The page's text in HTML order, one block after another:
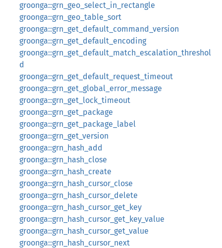
groonga::grn_geo_select_in_rectangle
groonga::grn_geo_table_sort
groonga::grn_get_default_command_version
groonga::grn_get_default_encoding
groonga::grn_get_default_match_escalation_threshol
d
groonga::grn_get_default_request_timeout
groonga::grn_get_global_error_message
groonga::grn_get_lock_timeout
groonga::grn_get_package
groonga::grn_get_package_label
groonga::grn_get_version
groonga::grn_hash_add
groonga::grn_hash_close
groonga::grn_hash_create
groonga::grn_hash_cursor_close
groonga::grn_hash_cursor_delete
groonga::grn_hash_cursor_get_key
groonga::grn_hash_cursor_get_key_value
groonga::grn_hash_cursor_get_value
groonga::grn_hash_cursor_next